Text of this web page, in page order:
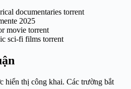
documentaries torrent
2025
movie torrent
sci-fi films torrent
hiển thị công khai. Các trường bắt